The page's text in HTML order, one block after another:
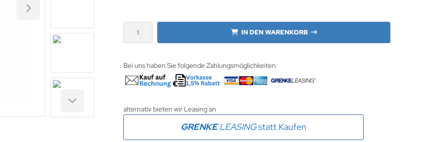
IN DEN WARENKORB
Bei uns haben Sie folgende Zahlungsmöglichkeiten:
alternativ bieten wir Leasing an
GRENKELEASINGstatt Kaufen